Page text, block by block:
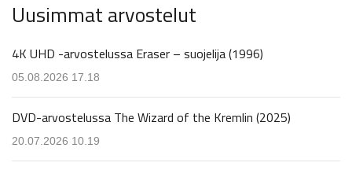
Uusimmat arvostelut
4K UHD -arvostelussa Eraser – suojelija (1996)
05.08.2026 17.18
DVD-arvostelussa The Wizard of the Kremlin (2025)
20.07.2026 10.19